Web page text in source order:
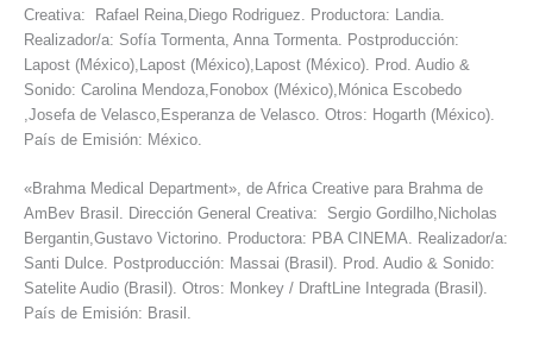
Creativa: Rafael Reina,Diego Rodriguez. Productora: Landia.
Realizador/a: Sofía Tormenta, Anna Tormenta. Postproducción:
Lapost (México),Lapost (México),Lapost (México). Prod. Audio &
Sonido: Carolina Mendoza,Fonobox (México),Mónica Escobedo
,Josefa de Velasco,Esperanza de Velasco. Otros: Hogarth (México).
País de Emisión: México.
«Brahma Medical Department», de Africa Creative para Brahma de
AmBev Brasil. Dirección General Creativa: Sergio Gordilho,Nicholas
Bergantin,Gustavo Victorino. Productora: PBA CINEMA. Realizador/a:
Santi Dulce. Postproducción: Massai (Brasil). Prod. Audio & Sonido:
Satelite Audio (Brasil). Otros: Monkey / DraftLine Integrada (Brasil).
País de Emisión: Brasil.